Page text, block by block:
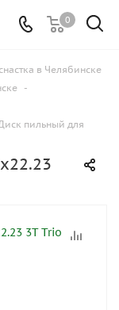
0
в Челябинске
-
пильный для